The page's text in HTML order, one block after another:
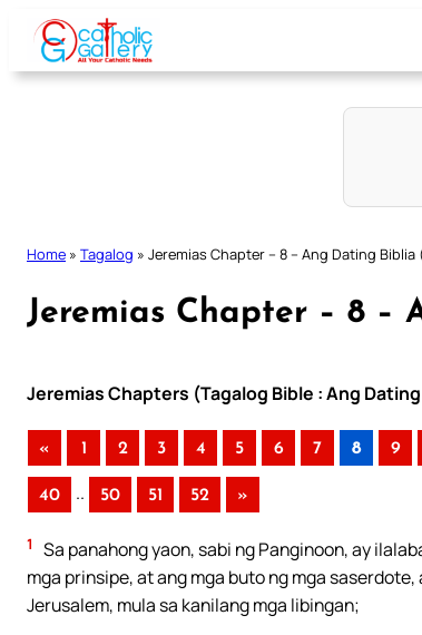
Skip
content
Home » Tagalog » Jeremias Chapter – 8 – Ang Dating Biblia
Jeremias Chapter – 8 –
Jeremias Chapters (Tagalog Bible : Ang Dating
« 1 2 3 4 5 6 7 8 9
40 .. 50 51 52 »
1
Sa panahong yaon, sabi ng Panginoon, ay
mga prinsipe, at ang mga buto ng mga
Jerusalem, mula sa kanilang mga libingan;